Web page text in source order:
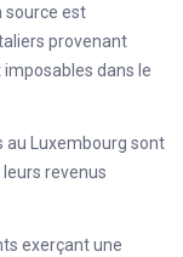
source est
provenant
dans le
au Luxembourg sont
revenus
exerçant une